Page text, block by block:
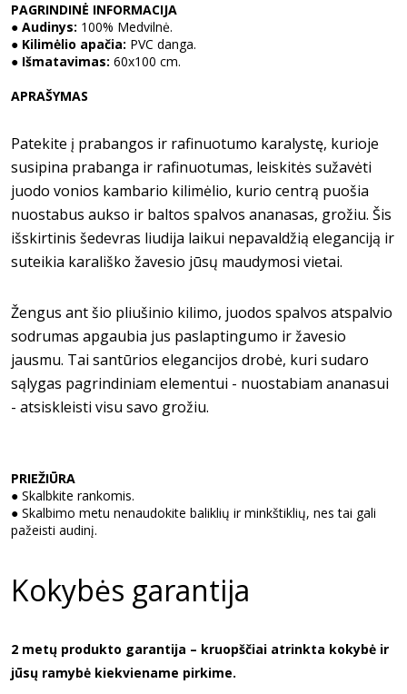
PAGRINDINĖ INFORMACIJA
● Audinys: 100% Medvilnė.
● Kilimėlio apačia: PVC danga.
● Išmatavimas: 60x100 cm.
APRAŠYMAS
Patekite į prabangos ir rafinuotumo karalystę, kurioje
susipina prabanga ir rafinuotumas, leiskitės sužavėti
juodo vonios kambario kilimėlio, kurio centrą puošia
nuostabus aukso ir baltos spalvos ananasas, grožiu. Šis
išskirtinis šedevras liudija laikui nepavaldžią eleganciją ir
suteikia karališko žavesio jūsų maudymosi vietai.
Žengus ant šio pliušinio kilimo, juodos spalvos atspalvio
sodrumas apgaubia jus paslaptingumo ir žavesio
jausmu. Tai santūrios elegancijos drobė, kuri sudaro
sąlygas pagrindiniam elementui - nuostabiam ananasui
- atsiskleisti visu savo grožiu.
PRIEŽIŪRA
● Skalbkite rankomis.
● Skalbimo metu nenaudokite baliklių ir minkštiklių, nes tai gali
pažeisti audinį.
Kokybės garantija
2 metų produkto garantija – kruopščiai atrinkta kokybė ir
jūsų ramybė kiekviename pirkime.